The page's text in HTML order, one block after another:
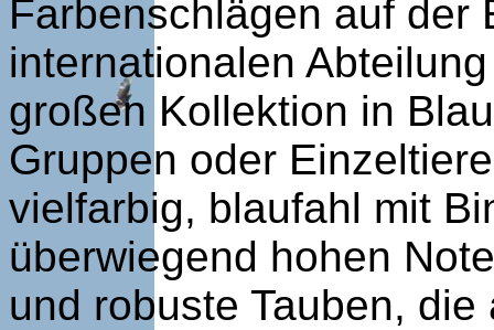
Farbenschlägen auf der
internationalen
großen Kollektion in
Gruppen oder
vielfarbig, blaufahl mit
überwiegend hohen
und robuste Tauben,